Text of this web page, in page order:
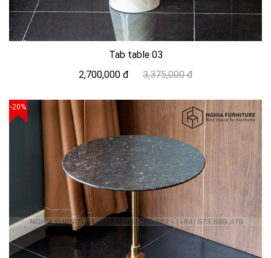
Tab table 03
2,700,000 đ
3,375,000 đ
-20%